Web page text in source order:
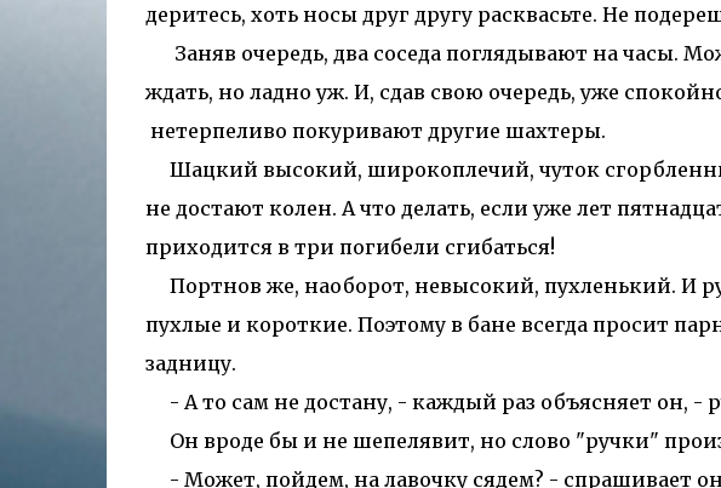
деритесь, хоть носы друг другу расквасьте. Не
Заняв очередь, два соседа поглядывают на часы.
ждать, но ладно уж. И, сдав свою очередь, уже
нетерпеливо покуривают другие шахтеры.
Шацкий высокий, широкоплечий, чуток
не достают колен. А что делать, если уже лет
приходится в три погибели сгибаться!
Портнов же, наоборот, невысокий, пухленький. И
пухлые и короткие. Поэтому в бане всегда просит
задницу.
- А то сам не достану, - каждый раз объясняет он, -
Он вроде бы и не шепелявит, но слово "ручки"
- Может, пойдем, на лавочку сядем? - спрашивает